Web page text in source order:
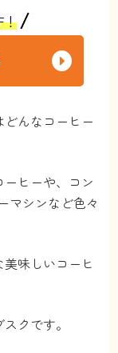
！
んなコーヒー
ヒーや、コン
マシンなど色々
味しいコーヒ
クです。